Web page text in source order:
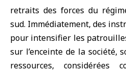
retraits des forces du
sud. Immédiatement, des
pour intensifier les
sur l’enceinte de la société,
ressources, considérées